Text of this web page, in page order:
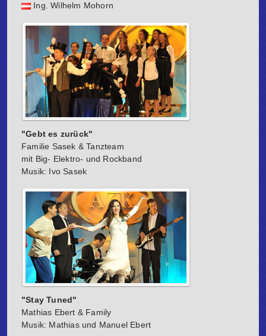
Ing. Wilhelm Mohorn
"Gebt es zurück"
Familie Sasek & Tanzteam
mit Big- Elektro- und Rockband
Musik: Ivo Sasek
"Stay Tuned"
Mathias Ebert & Family
Musik: Mathias und Manuel Ebert